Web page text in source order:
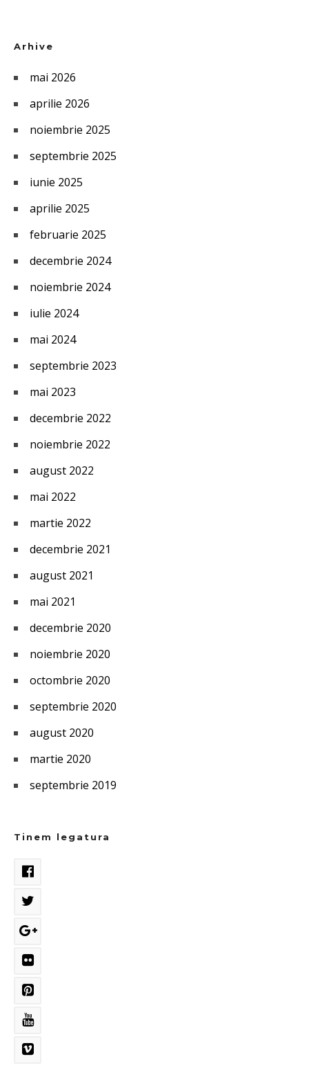
Arhive
mai 2026
aprilie 2026
noiembrie 2025
septembrie 2025
iunie 2025
aprilie 2025
februarie 2025
decembrie 2024
noiembrie 2024
iulie 2024
mai 2024
septembrie 2023
mai 2023
decembrie 2022
noiembrie 2022
august 2022
mai 2022
martie 2022
decembrie 2021
august 2021
mai 2021
decembrie 2020
noiembrie 2020
octombrie 2020
septembrie 2020
august 2020
martie 2020
septembrie 2019
Tinem legatura